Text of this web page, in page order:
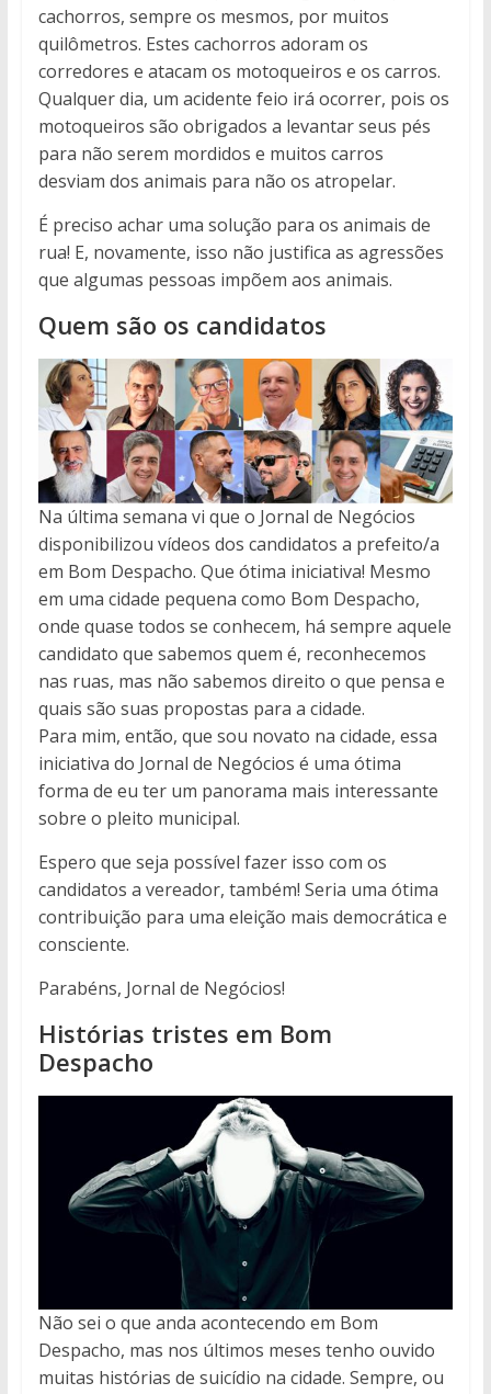
cachorros, sempre os mesmos, por muitos
quilômetros. Estes cachorros adoram os
corredores e atacam os motoqueiros e os carros.
Qualquer dia, um acidente feio irá ocorrer, pois os
motoqueiros são obrigados a levantar seus pés
para não serem mordidos e muitos carros
desviam dos animais para não os atropelar.
É preciso achar uma solução para os animais de
rua! E, novamente, isso não justifica as agressões
que algumas pessoas impõem aos animais.
Quem são os candidatos
Na última semana vi que o Jornal de Negócios
disponibilizou vídeos dos candidatos a prefeito/a
em Bom Despacho. Que ótima iniciativa! Mesmo
em uma cidade pequena como Bom Despacho,
onde quase todos se conhecem, há sempre aquele
candidato que sabemos quem é, reconhecemos
nas ruas, mas não sabemos direito o que pensa e
quais são suas propostas para a cidade.
Para mim, então, que sou novato na cidade, essa
iniciativa do Jornal de Negócios é uma ótima
forma de eu ter um panorama mais interessante
sobre o pleito municipal.
Espero que seja possível fazer isso com os
candidatos a vereador, também! Seria uma ótima
contribuição para uma eleição mais democrática e
consciente.
Parabéns, Jornal de Negócios!
Histórias tristes em Bom
Despacho
Não sei o que anda acontecendo em Bom
Despacho, mas nos últimos meses tenho ouvido
muitas histórias de suicídio na cidade. Sempre, ou